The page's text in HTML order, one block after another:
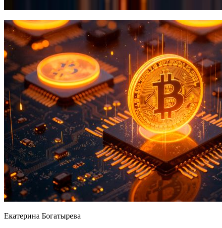
Екатерина Богатырева